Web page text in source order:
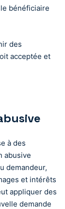
bénéficiaire
des
acceptée et
à des
abusive
demandeur,
et intérêts
appliquer des
demande